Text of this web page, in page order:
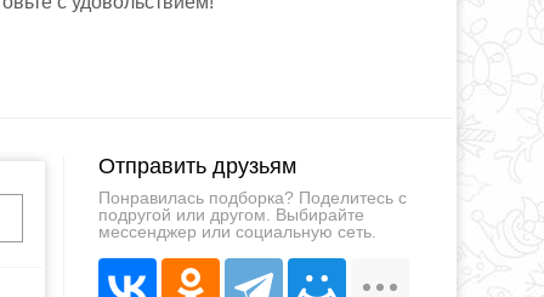
Отправить друзьям
Понравилась подборка? Поделитесь с
подругой или другом. Выбирайте
мессенджер или социальную сеть.